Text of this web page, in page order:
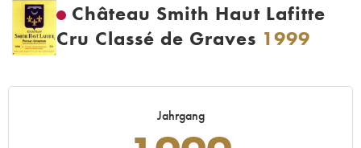
Château Smith Haut Lafitte
Cru Classé de Graves 1999
Jahrgang